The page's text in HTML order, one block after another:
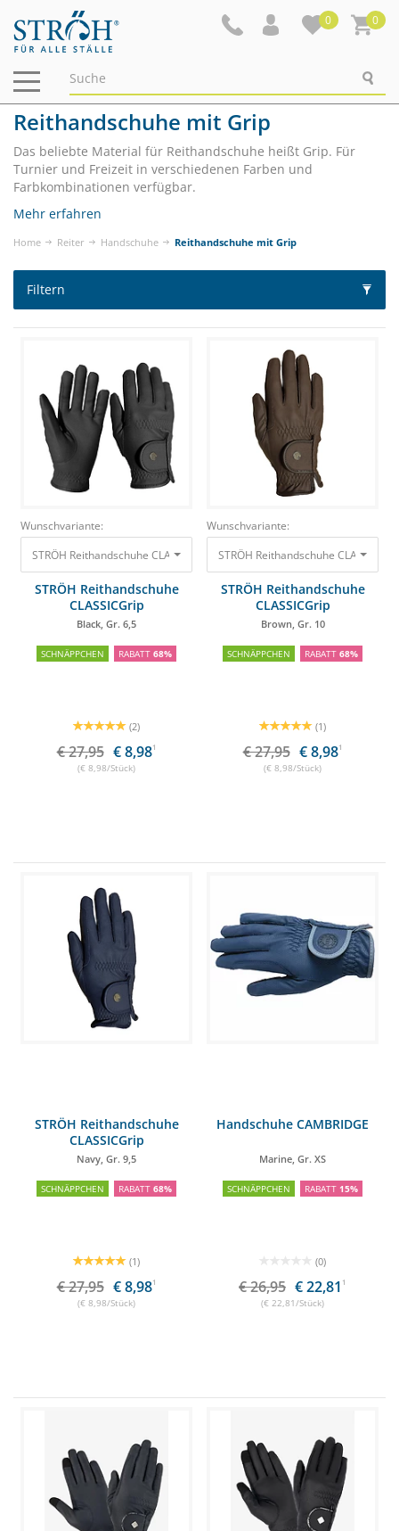
0 0
Navigation
ein-/ausblenden
Reithandschuhe mit Grip
Das beliebte Material für Reithandschuhe heißt Grip. Für
Turnier und Freizeit in verschiedenen Farben und
Farbkombinationen verfügbar.
Mehr erfahren
Home Reiter Handschuhe Reithandschuhe mit Grip
Filtern
Wunschvariante:
STRÖH Reithandschuhe CLASSICGrip Black, Gr. 6,527,95 €8,98 €
STRÖH Reithandschuhe
CLASSICGrip
Black, Gr. 6,5
SCHNÄPPCHEN RABATT 68%
(2)
€ 27,95 € 8,981
(€ 8,98/Stück)
Wunschvariante:
STRÖH Reithandschuhe
STRÖH Reithandschuhe
CLASSICGrip
Brown, Gr. 10
SCHNÄPPCHEN RABATT 68%
(1)
€ 27,95 € 8,981
(€ 8,98/Stück)
STRÖH Reithandschuhe
CLASSICGrip
Navy, Gr. 9,5
SCHNÄPPCHEN RABATT 68%
(1)
€ 27,95 € 8,981
(€ 8,98/Stück)
Handschuhe CAMBRIDGE
Marine, Gr. XS
SCHNÄPPCHEN RABATT 15%
(0)
€ 26,95 € 22,81 1
(€ 22,81/Stück)